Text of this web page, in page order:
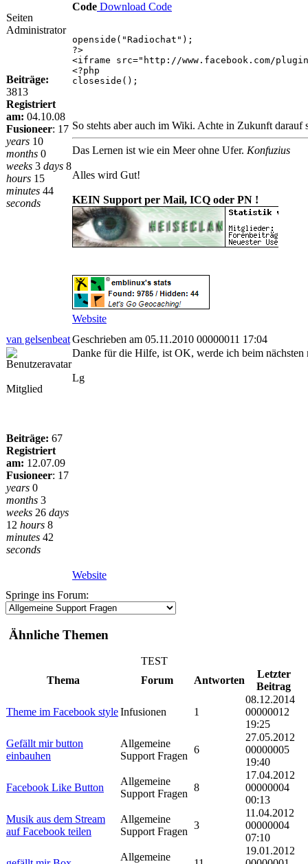
Seiten
Administrator
Beiträge:
3813
Registriert
am: 04.10.08
Fusioneer: 17
years 10
months 0
weeks 3 days 8
hours 15
minutes 44
seconds
Code Download Code
openside("Radiochat");
?>
<iframe src="http://www.facebook.com/
<?php
closeside();
So stehts aber auch im Wiki. Achte in Zukunft darauf
Das Lernen ist wie ein Meer ohne Ufer. Konfuzius
Alles wird Gut!
KEIN Support per Mail, ICQ oder PN !
Website
van gelsenbeatGeschrieben am 05.11.2010 00000011 17:04
Mitglied
Beiträge: 67
Registriert
am: 12.07.09
Fusioneer: 17
years 0
months 3
weeks 26 days
12 hours 8
minutes 42
seconds
Danke für die Hilfe, ist OK, werde ich beim nächsten
Lg
Website
Springe ins Forum:
Ähnliche Themen
TEST
Thema
Forum Antworten
Letzter
Beitrag
Theme im Facebook styleInfusionen 1
08.12.2014
00000012
19:25
Gefällt mir button
einbauhen
Allgemeine
Support Fragen
6
27.05.2012
00000005
19:40
Facebook Like Button
Allgemeine
Support Fragen
8
17.04.2012
00000004
00:13
Musik aus dem Stream
auf Facebook teilen
Allgemeine
Support Fragen
3
11.04.2012
00000004
07:10
Allgemeine
19.01.2012